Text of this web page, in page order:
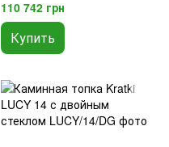
110 742 грн
Купить